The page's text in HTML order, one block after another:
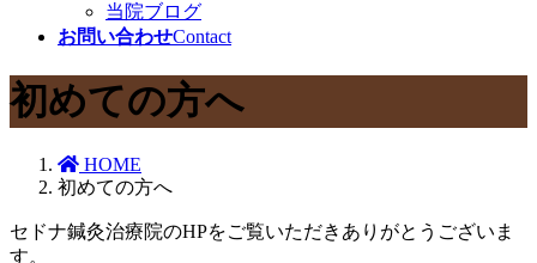
当院ブログ
お問い合わせContact
初めての方へ
HOME
初めての方へ
セドナ鍼灸治療院のHPをご覧いただきありがとうございま
す。